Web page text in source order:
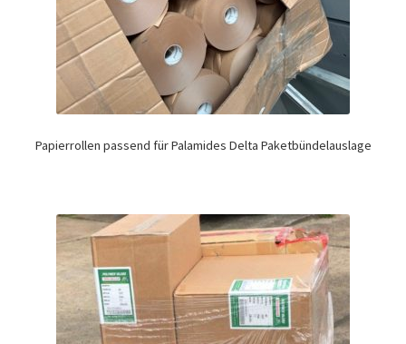
Papierrollen passend für Palamides Delta Paketbündelauslage